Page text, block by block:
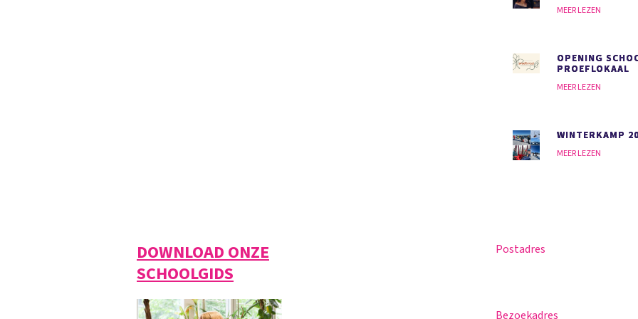
MEER LEZEN
OPENING
PROEFLOKAAL
MEER LEZEN
WINTERKAMP
MEER LEZEN
DOWNLOAD ONZE
SCHOOLGIDS
Postadres
Bezoekadres